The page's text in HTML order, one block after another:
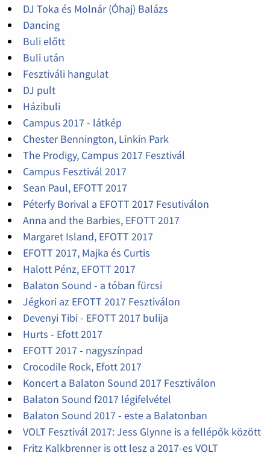
DJ Toka és Molnár (Óhaj) Balázs
Dancing
Buli előtt
Buli után
Fesztiváli hangulat
DJ pult
Házibuli
Campus 2017 - látkép
Chester Bennington, Linkin Park
The Prodigy, Campus 2017 Fesztivál
Campus Fesztivál 2017
Sean Paul, EFOTT 2017
Péterfy Borival a EFOTT 2017 Fesutiválon
Anna and the Barbies, EFOTT 2017
Margaret Island, EFOTT 2017
EFOTT 2017, Majka és Curtis
Halott Pénz, EFOTT 2017
Balaton Sound - a tóban fürcsi
Jégkori az EFOTT 2017 Fesztiválon
Devenyi Tibi - EFOTT 2017 bulija
Hurts - Efott 2017
EFOTT 2017 - nagyszínpad
Crocodile Rock, Efott 2017
Koncert a Balaton Sound 2017 Fesztiválon
Balaton Sound f2017 légifelvétel
Balaton Sound 2017 - este a Balatonban
VOLT Fesztivál 2017: Jess Glynne is a fellépők között
Fritz Kalkbrenner is ott lesz a 2017-es VOLT